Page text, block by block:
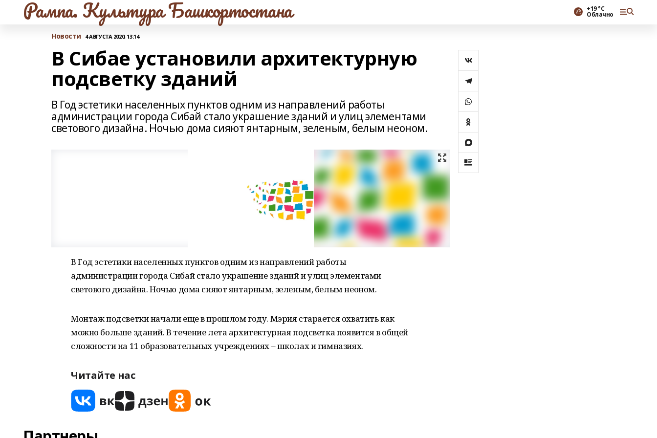
Рампа. Культура Башкортостана +19 °С
Облачно
Новости 4 АВГУСТА 2020, 13:14
В Сибае установили архитектурную
подсветку зданий
В Год эстетики населенных пунктов одним из направлений работы
администрации города Сибай стало украшение зданий и улиц элементами
светового дизайна. Ночью дома сияют янтарным, зеленым, белым неоном.
В Год эстетики населенных пунктов одним из направлений работы
администрации города Сибай стало украшение зданий и улиц элементами
светового дизайна. Ночью дома сияют янтарным, зеленым, белым неоном.
Монтаж подсветки начали еще в прошлом году. Мэрия старается охватить как
можно больше зданий. В течение лета архитектурная подсветка появится в общей
сложности на 11 образовательных учреждениях – школах и гимназиях.
Читайте нас